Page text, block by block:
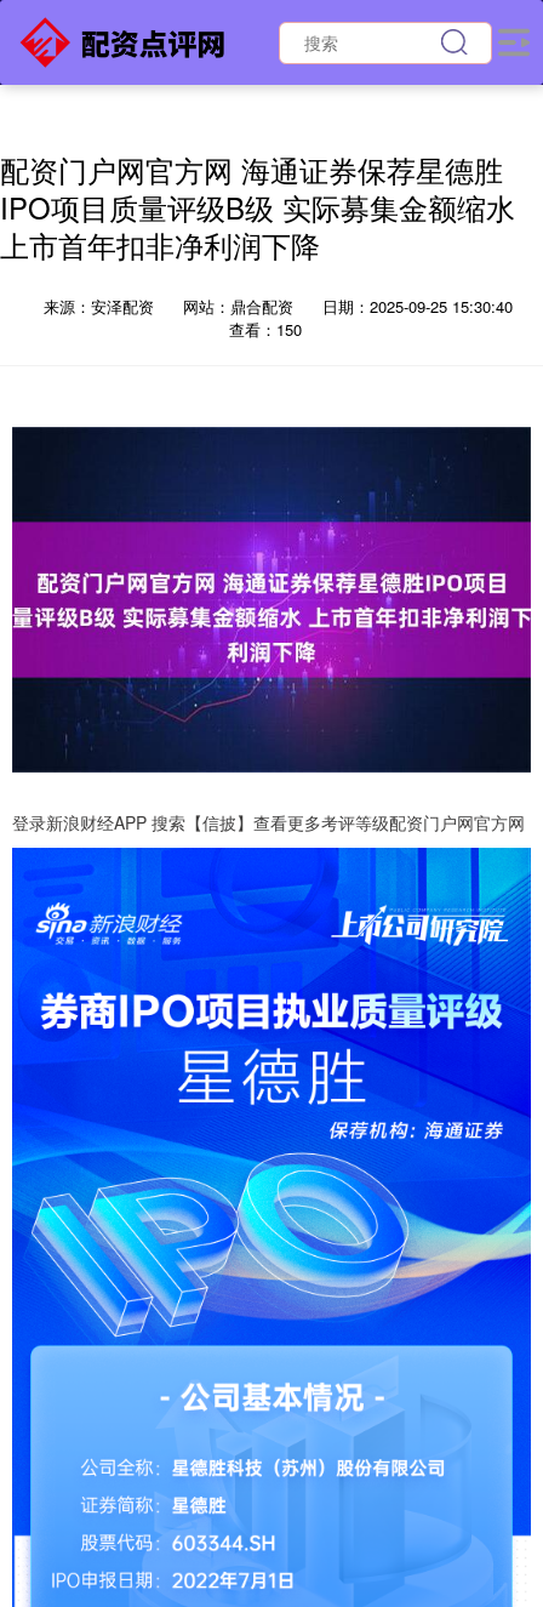
配资门户网官方网 海通证券保荐星德胜
IPO项目质量评级B级 实际募集金额缩水
上市首年扣非净利润下降
来源：安泽配资 网站：鼎合配资
日期：2025-09-25 15:30:40
查看：150
登录新浪财经APP 搜索【信披】查看更多考评等级配资门户网官方网